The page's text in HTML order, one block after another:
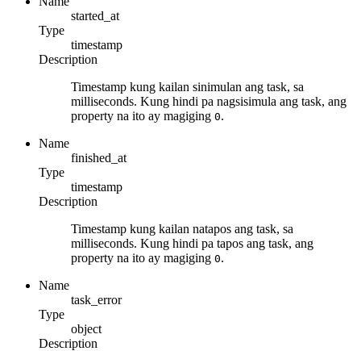
started_at
Type
timestamp
Description
Timestamp kung kailan sinimulan ang task, sa
milliseconds. Kung hindi pa nagsisimula ang task, ang
property na ito ay magiging 0.
Name
finished_at
Type
timestamp
Description
Timestamp kung kailan natapos ang task, sa
milliseconds. Kung hindi pa tapos ang task, ang
property na ito ay magiging 0.
Name
task_error
Type
object
Description